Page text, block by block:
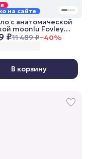
на сайте
₽11 489 ₽−40%
с анатомической
moonlu Fovley
200x220 см,
В корзину